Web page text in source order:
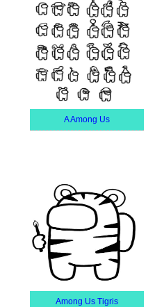
A Among Us
Among Us Tigris